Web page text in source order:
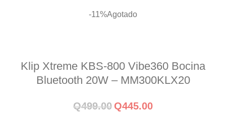
-11%Agotado
Klip Xtreme KBS-800 Vibe360 Bocina
Bluetooth 20W – MM300KLX20
Q499.00 Q445.00